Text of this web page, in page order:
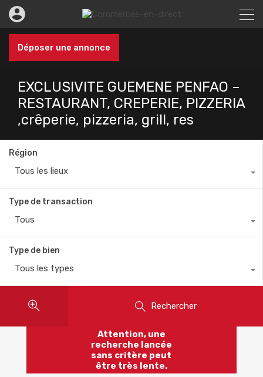
Déposer une annonce
EXCLUSIVITE GUEMENE PENFAO –
RESTAURANT, CREPERIE, PIZZERIA
,crêperie, pizzeria, grill, res
Région
Tous les lieux
Type de transaction
Tous
Type de bien
Tous les types
Rechercher
Attention, une
recherche lancée
sans critère peut
être très lente.